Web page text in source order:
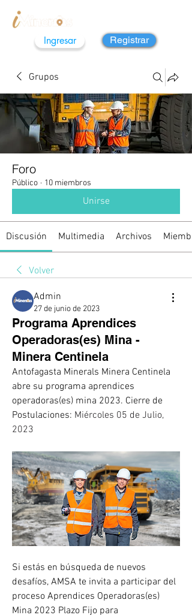
Ingresar Registrar
Grupos
Foro
Público · 10 miembros
Unirse
Discusión Multimedia Archivos
Volver
Admin
27 de junio de 2023
Programa Aprendices
Operadoras(es) Mina -
Minera Centinela
Antofagasta Minerals Minera Centinela
abre su programa aprendices
operadoras(es) mina 2023. Cierre de
Postulaciones: Miércoles 05 de Julio,
2023
Si estás en búsqueda de nuevos
desafíos, AMSA te invita a participar del
proceso Aprendices Operadoras(es)
Mina 2023 Plazo Fijo para